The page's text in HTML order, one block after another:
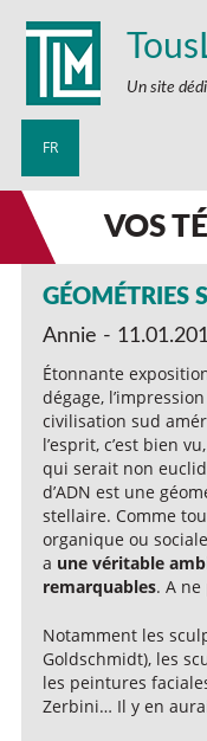
Un site
FR
VOS
GÉOMÉTRIES
Annie -
Étonnante
dégage,
civilisation sud
l’esprit, c’est bien
qui serait non
d’ADN est une
stellaire. Comme
organique ou
a une véritable
remarquables. A
Notamment les
Goldschmidt), les
les peintures
Zerbini… Il y en